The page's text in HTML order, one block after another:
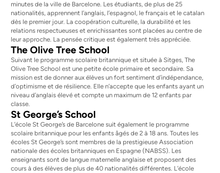
minutes de la ville de Barcelone. Les étudiants, de plus de 25
nationalités, apprennent l’anglais, l’espagnol, le français et le catalan
dès le premier jour. La coopération culturelle, la durabilité et les
relations respectueuses et enrichissantes sont placées au centre de
leur approche. La pensée critique est également très appréciée.
The Olive Tree School
Suivant le programme scolaire britannique et située à Sitges, The
Olive Tree School est une petite école primaire et secondaire. Sa
mission est de donner aux élèves un fort sentiment d’indépendance,
d’optimisme et de résilience. Elle n’accepte que les enfants ayant un
niveau d’anglais élevé et compte un maximum de 12 enfants par
classe.
St George’s School
L’école St George’s de Barcelone suit également le programme
scolaire britannique pour les enfants âgés de 2 à 18 ans. Toutes les
écoles St George’s sont membres de la prestigieuse Association
nationale des écoles britanniques en Espagne (NABSS). Les
enseignants sont de langue maternelle anglaise et proposent des
cours à des élèves de plus de 40 nationalités différentes. L’école